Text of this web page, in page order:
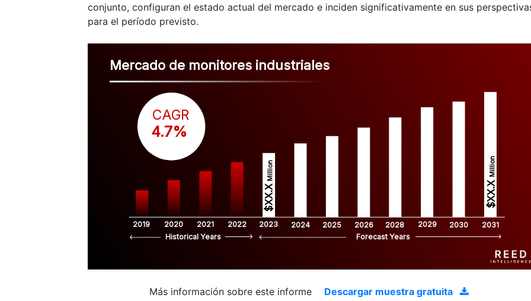
conjunto, configuran el estado actual del mercado e inciden significativamente en sus
para el período previsto.
Mercado de monitores industriales
2019 2020 2021 2022 2023 2024 2025 2026 2028 2029 2030 2031
$XX.X
Million
$XX.X
Million
CAGR
4.7%
Historical Years Forecast Years
Más información sobre este informe Descargar muestra gratuita